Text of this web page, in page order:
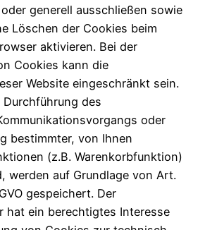
generell ausschließen sowie
Löschen der Cookies beim
aktivieren. Bei der
Cookies kann die
Website eingeschränkt sein.
des
oder
bestimmter, von Ihnen
(z.B. Warenkorbfunktion)
werden auf Grundlage von Art.
gespeichert. Der
hat ein berechtigtes Interesse